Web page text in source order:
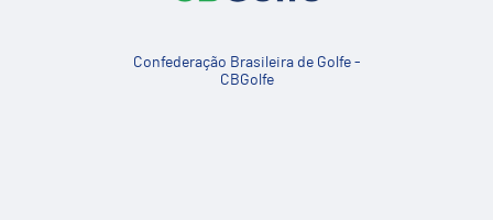
Confederação Brasileira de Golfe -
CBGolfe